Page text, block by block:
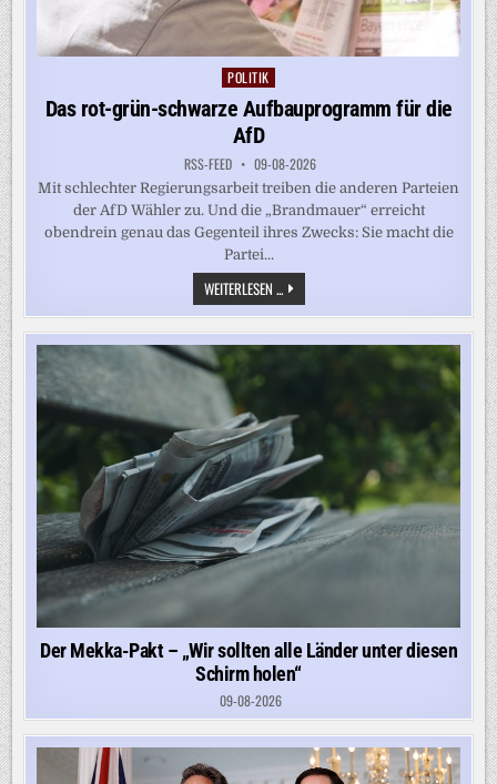
Posted
POLITIK
Das rot-grün-schwarze Aufbauprogramm für die
AfD
RSS-FEED 09-08-2026
Mit schlechter Regierungsarbeit treiben die anderen Parteien
der AfD Wähler zu. Und die „Brandmauer“ erreicht
obendrein genau das Gegenteil ihres Zwecks: Sie macht die
Partei...
WEITERLESEN ... DAS
ROT-
GRÜN-
SCHWARZE
AUFBAUPROGRAMM
Der Mekka-Pakt – „Wir sollten alle Länder unter diesen
Schirm holen“
09-08-2026